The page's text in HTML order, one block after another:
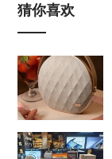
猜你喜欢